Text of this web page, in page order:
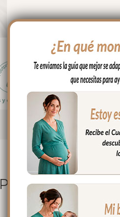
PRODUCTOS